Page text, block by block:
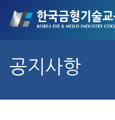
공지사항